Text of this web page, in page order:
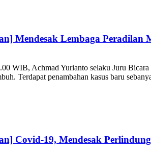
Mendesak Lembaga Peradilan
WIB, Achmad Yurianto selaku Juru
Terdapat penambahan kasus baru
Covid-19, Mendesak